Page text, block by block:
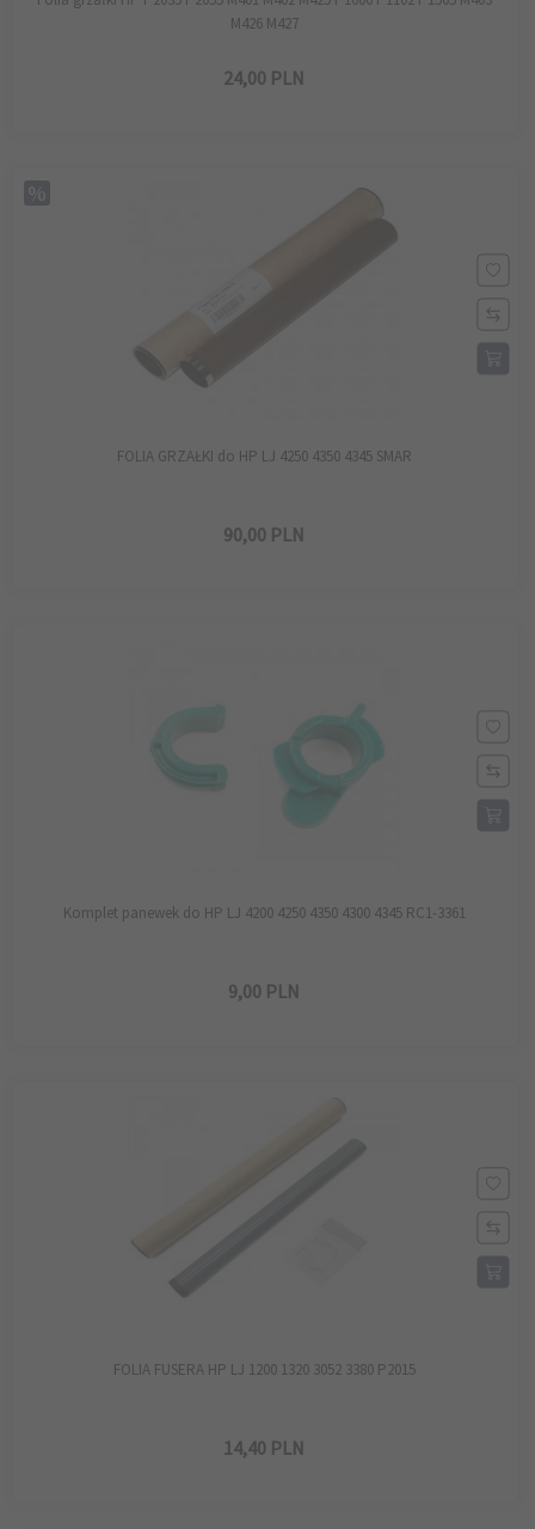
M426 M427
24,00 PLN
FOLIA GRZAŁKI do HP LJ 4250 4350 4345 SMAR
90,00 PLN
Komplet panewek do HP LJ 4200 4250 4350 4300 4345 RC1-3361
9,00 PLN
FOLIA FUSERA HP LJ 1200 1320 3052 3380 P2015
14,40 PLN